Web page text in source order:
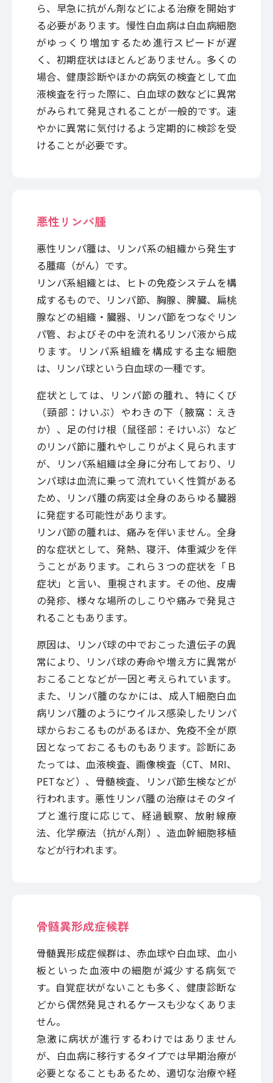
ら、早急に抗がん剤などによる治療を開始す
る必要があります。慢性白血病は白血病細胞
がゆっくり増加するため進行スピードが遅
く、初期症状はほとんどありません。多くの
場合、健康診断やほかの病気の検査として血
液検査を行った際に、白血球の数などに異常
がみられて発見されることが一般的です。速
やかに異常に気付けるよう定期的に検診を受
けることが必要です。
悪性リンパ腫
悪性リンパ腫は、リンパ系の組織から発生す
る腫瘍（がん）です。
リンパ系組織とは、ヒトの免疫システムを構
成するもので、リンパ節、胸腺、脾臓、扁桃
腺などの組織・臓器、リンパ節をつなぐリン
パ管、およびその中を流れるリンパ液から成
ります。リンパ系組織を構成する主な細胞
は、リンパ球という白血球の一種です。
症状としては、リンパ節の腫れ、特にくび
（頸部：けいぶ）やわきの下（腋窩：えき
か）、足の付け根（鼠径部：そけいぶ）など
のリンパ節に腫れやしこりがよく見られます
が、リンパ系組織は全身に分布しており、リ
ンパ球は血流に乗って流れていく性質がある
ため、リンパ腫の病変は全身のあらゆる臓器
に発症する可能性があります。
リンパ節の腫れは、痛みを伴いません。全身
的な症状として、発熱、寝汗、体重減少を伴
うことがあります。これら３つの症状を「Ｂ
症状」と言い、重視されます。その他、皮膚
の発疹、様々な場所のしこりや痛みで発見さ
れることもあります。
原因は、リンパ球の中でおこった遺伝子の異
常により、リンパ球の寿命や増え方に異常が
おこることなどが一因と考えられています。
また、リンパ腫のなかには、成人T細胞白血
病リンパ腫のようにウイルス感染したリンパ
球からおこるものがあるほか、免疫不全が原
因となっておこるものもあります。診断にあ
たっては、血液検査、画像検査（CT、MRI、
PETなど）、骨髄検査、リンパ節生検などが
行われます。悪性リンパ腫の治療はそのタイ
プと進行度に応じて、経過観察、放射線療
法、化学療法（抗がん剤）、造血幹細胞移植
などが行われます。
骨髄異形成症候群
骨髄異形成症候群は、赤血球や白血球、血小
板といった血液中の細胞が減少する病気で
す。自覚症状がないことも多く、健康診断な
どから偶然発見されるケースも少なくありま
せん。
急激に病状が進行するわけではありません
が、白血病に移行するタイプでは早期治療が
必要となることもあるため、適切な治療や経